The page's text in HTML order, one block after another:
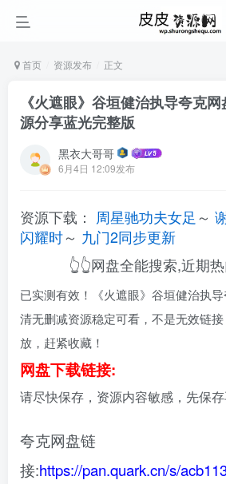
首页 资源发布 正文
《火遮眼》谷垣健治执导夸克
源分享蓝光完整版
黑衣大哥哥
6月4日 12:09发布
资源下载： 周星驰功夫女足 ～
闪耀时～ 九门2同步更新
👆👆网盘全能搜索,近期
已实测有效！《火遮眼》谷垣健治执
清无删减资源稳定可看，不是无效链
放，赶紧收藏！
网盘下载链接:
请尽快保存，资源内容敏感，先保
夸克网盘链
接:https://pan.quark.cn/s/